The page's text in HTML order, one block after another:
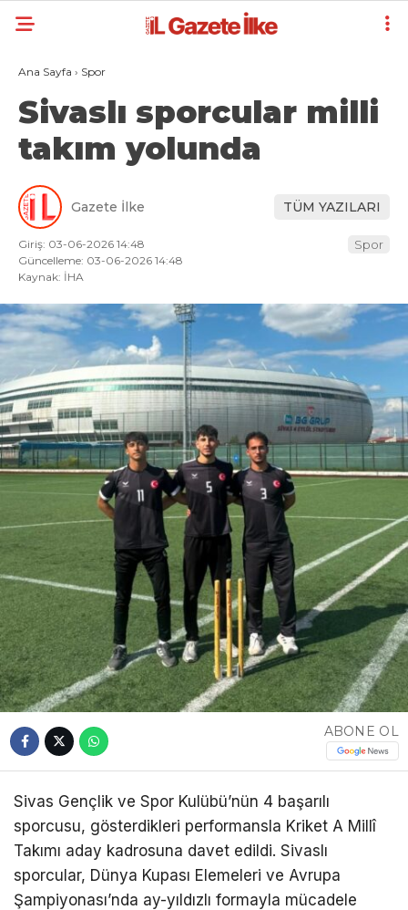
Ana Sayfa › Spor
Sivaslı sporcular milli
takım yolunda
Gazete İlke TÜM YAZILARI
Giriş: 03-06-2026 14:48
Güncelleme: 03-06-2026 14:48
Kaynak: İHA
Spor
ABONE OL
Sivas Gençlik ve Spor Kulübü’nün 4 başarılı
sporcusu, gösterdikleri performansla Kriket A Millî
Takımı aday kadrosuna davet edildi. Sivaslı
sporcular, Dünya Kupası Elemeleri ve Avrupa
Şampiyonası’nda ay-yıldızlı formayla mücadele